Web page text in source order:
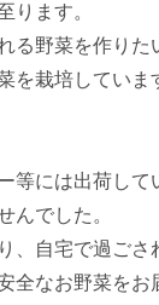
ります。
る野菜を作り
を栽培していま
等には出荷し
んでした。
、自宅で過ご
全なお野菜を